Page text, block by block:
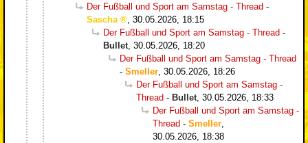
Der Fußball und Sport am Samstag - Thread -
Sascha
30.05.2026, 18:15
Der Fußball und Sport am Samstag - Thread -
Bullet 30.05.2026, 18:20
Der Fußball und Sport am Samstag - Thread
- Smeller 30.05.2026, 18:26
Der Fußball und Sport am Samstag -
Thread - Bullet 30.05.2026, 18:33
Der Fußball und Sport am Samstag -
Thread - Smeller
30.05.2026, 18:38